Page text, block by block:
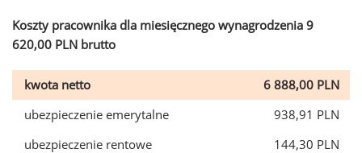
Koszty pracownika dla miesięcznego wynagrodzenia 9
620,00 PLN brutto
kwota netto
6 888,00 PLN
ubezpieczenie emerytalne
938,91 PLN
ubezpieczenie rentowe
144,30 PLN